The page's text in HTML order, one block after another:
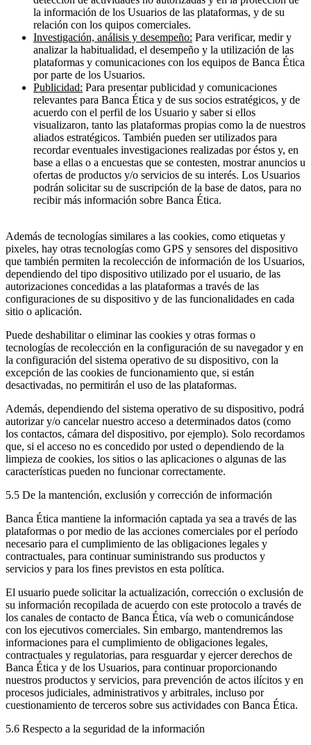
la información de los Usuarios de las plataformas, y de su
relación con los quipos comerciales.
Investigación, análisis y desempeño: Para verificar, medir y
analizar la habitualidad, el desempeño y la utilización de las
plataformas y comunicaciones con los equipos de Banca Ética
por parte de los Usuarios.
Publicidad: Para presentar publicidad y comunicaciones
relevantes para Banca Ética y de sus socios estratégicos, y de
acuerdo con el perfil de los Usuario y saber si ellos
visualizaron, tanto las plataformas propias como la de nuestros
aliados estratégicos. También pueden ser utilizados para
recordar eventuales investigaciones realizadas por éstos y, en
base a ellas o a encuestas que se contesten, mostrar anuncios u
ofertas de productos y/o servicios de su interés. Los Usuarios
podrán solicitar su de suscripción de la base de datos, para no
recibir más información sobre Banca Ética.
Además de tecnologías similares a las cookies, como etiquetas y
pixeles, hay otras tecnologías como GPS y sensores del dispositivo
que también permiten la recolección de información de los Usuarios,
dependiendo del tipo dispositivo utilizado por el usuario, de las
autorizaciones concedidas a las plataformas a través de las
configuraciones de su dispositivo y de las funcionalidades en cada
sitio o aplicación.
Puede deshabilitar o eliminar las cookies y otras formas o
tecnologías de recolección en la configuración de su navegador y en
la configuración del sistema operativo de su dispositivo, con la
excepción de las cookies de funcionamiento que, si están
desactivadas, no permitirán el uso de las plataformas.
Además, dependiendo del sistema operativo de su dispositivo, podrá
autorizar y/o cancelar nuestro acceso a determinados datos (como
los contactos, cámara del dispositivo, por ejemplo). Solo recordamos
que, si el acceso no es concedido por usted o dependiendo de la
limpieza de cookies, los sitios o las aplicaciones o algunas de las
características pueden no funcionar correctamente.
5.5 De la mantención, exclusión y corrección de información
Banca Ética mantiene la información captada ya sea a través de las
plataformas o por medio de las acciones comerciales por el período
necesario para el cumplimiento de las obligaciones legales y
contractuales, para continuar suministrando sus productos y
servicios y para los fines previstos en esta política.
El usuario puede solicitar la actualización, corrección o exclusión de
su información recopilada de acuerdo con este protocolo a través de
los canales de contacto de Banca Ética, vía web o comunicándose
con los ejecutivos comerciales. Sin embargo, mantendremos las
informaciones para el cumplimiento de obligaciones legales,
contractuales y regulatorias, para resguardar y ejercer derechos de
Banca Ética y de los Usuarios, para continuar proporcionando
nuestros productos y servicios, para prevención de actos ilícitos y en
procesos judiciales, administrativos y arbitrales, incluso por
cuestionamiento de terceros sobre sus actividades con Banca Ética.
5.6 Respecto a la seguridad de la información